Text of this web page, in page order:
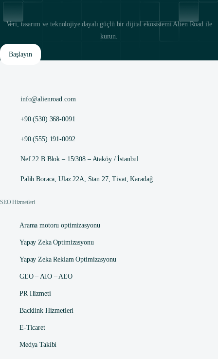
Veri, tasarım ve teknolojiye dayalı güçlü bir dijital ekosistemi Alien Road ile
kurun.
Başlayın
info@alienroad.com
+90 (530) 368-0091
+90 (555) 191-0092
Nef 22 B Blok – 15/308 – Ataköy / İstanbul
Palih Boraca, Ulaz 22A, Stan 27, Tivat, Karadağ
SEO Hizmetleri
Arama motoru optimizasyonu
Yapay Zeka Optimizasyonu
Yapay Zeka Reklam Optimizasyonu
GEO – AIO – AEO
PR Hizmeti
Backlink Hizmetleri
E-Ticaret
Medya Takibi